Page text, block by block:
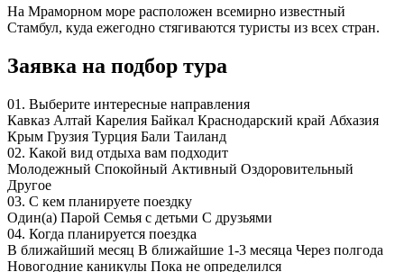
На Мраморном море расположен всемирно известный
Стамбул, куда ежегодно стягиваются туристы из всех стран.
Заявка на подбор тура
01. Выберите интересные направления
Кавказ Алтай Карелия Байкал Краснодарский край Абхазия
Крым Грузия Турция Бали Таиланд
02. Какой вид отдыха вам подходит
Молодежный Спокойный Активный Оздоровительный
Другое
03. С кем планируете поездку
Один(а) Парой Семья с детьми С друзьями
04. Когда планируется поездка
В ближайший месяц В ближайшие 1-3 месяца Через полгода
Новогодние каникулы Пока не определился